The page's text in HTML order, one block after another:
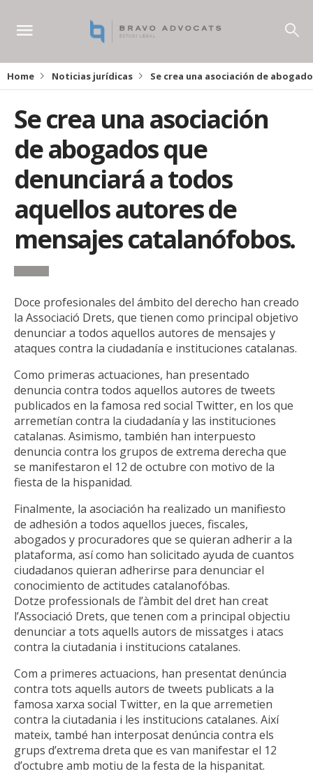
Home Noticias jurídicas Se crea una asociación de
Se crea una asociación
de abogados que
denunciará a todos
aquellos autores de
mensajes catalanófobos.
Doce profesionales del ámbito del derecho han creado
la Associació Drets, que tienen como principal objetivo
denunciar a todos aquellos autores de mensajes y
ataques contra la ciudadanía e instituciones catalanas.
Como primeras actuaciones, han presentado
denuncia contra todos aquellos autores de tweets
publicados en la famosa red social Twitter, en los que
arremetían contra la ciudadanía y las instituciones
catalanas. Asimismo, también han interpuesto
denuncia contra los grupos de extrema derecha que
se manifestaron el 12 de octubre con motivo de la
fiesta de la hispanidad.
Finalmente, la asociación ha realizado un manifiesto
de adhesión a todos aquellos jueces, fiscales,
abogados y procuradores que se quieran adherir a la
plataforma, así como han solicitado ayuda de cuantos
ciudadanos quieran adherirse para denunciar el
conocimiento de actitudes catalanofóbas.
Dotze professionals de l’àmbit del dret han creat
l’Associació Drets, que tenen com a principal objectiu
denunciar a tots aquells autors de missatges i atacs
contra la ciutadania i institucions catalanes.
Com a primeres actuacions, han presentat denúncia
contra tots aquells autors de tweets publicats a la
famosa xarxa social Twitter, en la que arremetien
contra la ciutadania i les institucions catalanes. Així
mateix, també han interposat denúncia contra els
grups d’extrema dreta que es van manifestar el 12
d’octubre amb motiu de la festa de la hispanitat.